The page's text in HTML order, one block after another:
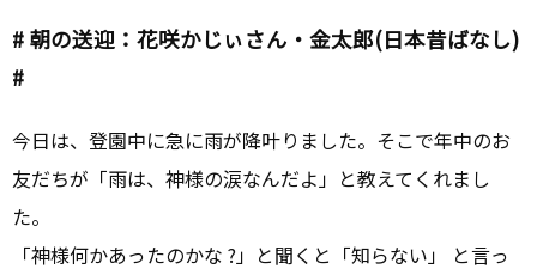
# 朝の送迎：花咲かじぃさん・金太郎(日本昔ばなし)
#
今日は、登園中に急に雨が降叶りました。そこで年中のお
友だちが「雨は、神様の涙なんだよ」と教えてくれまし
た。
「神様何かあったのかな ?」と聞くと「知らない」 と言っ